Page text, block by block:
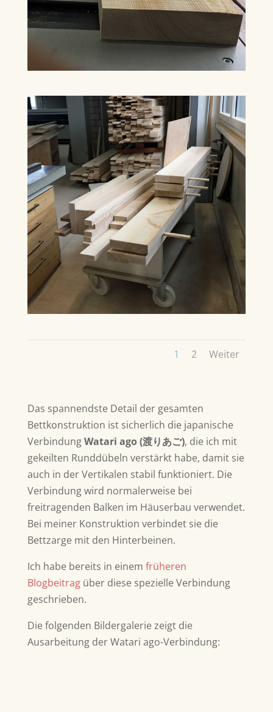
1 2 Weiter
Das spannendste Detail der gesamten
Bettkonstruktion ist sicherlich die japanische
VerbindungWatari ago (渡りあご), die ich mit
gekeilten Runddübeln verstärkt habe, damit sie
auch in der Vertikalen stabil funktioniert. Die
Verbindung wird normalerweise bei
freitragenden Balken im Häuserbau verwendet.
Bei meiner Konstruktion verbindet sie die
Bettzarge mit den Hinterbeinen.
Ich habe bereits in einem früheren
Blogbeitragüber diese spezielle Verbindung
geschrieben.
Die folgenden Bildergalerie zeigt die
Ausarbeitung der Watari ago-Verbindung: